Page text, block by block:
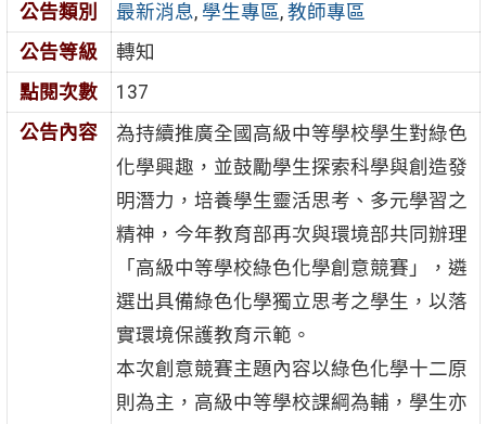
公告類別
最新消息, 學生專區, 教師專區
公告等級
轉知
點閱次數
137
公告內容
為持續推廣全國高級中等學校學生對綠色
化學興趣，並鼓勵學生探索科學與創造發
明潛力，培養學生靈活思考、多元學習之
精神，今年教育部再次與環境部共同辦理
「高級中等學校綠色化學創意競賽」，遴
選出具備綠色化學獨立思考之學生，以落
實環境保護教育示範。
本次創意競賽主題內容以綠色化學十二原
則為主，高級中等學校課綱為輔，學生亦